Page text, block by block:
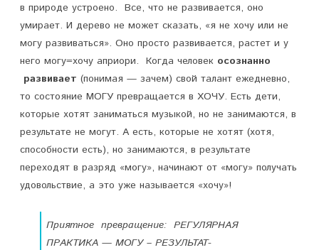
в природе устроено. Все, что не развивается, оно
умирает. И дерево не может сказать, «я не хочу или не
могу развиваться». Оно просто развивается, растет и у
него могу=хочу априори. Когда человек осознанно
развивает (понимая — зачем) свой талант ежедневно,
то состояние МОГУ превращается в ХОЧУ. Есть дети,
которые хотят заниматься музыкой, но не занимаются, в
результате не могут. А есть, которые не хотят (хотя,
способности есть), но занимаются, в результате
переходят в разряд «могу», начинают от «могу» получать
удовольствие, а это уже называется «хочу»!
Приятное превращение: РЕГУЛЯРНАЯ
ПРАКТИКА — МОГУ – РЕЗУЛЬТАТ-